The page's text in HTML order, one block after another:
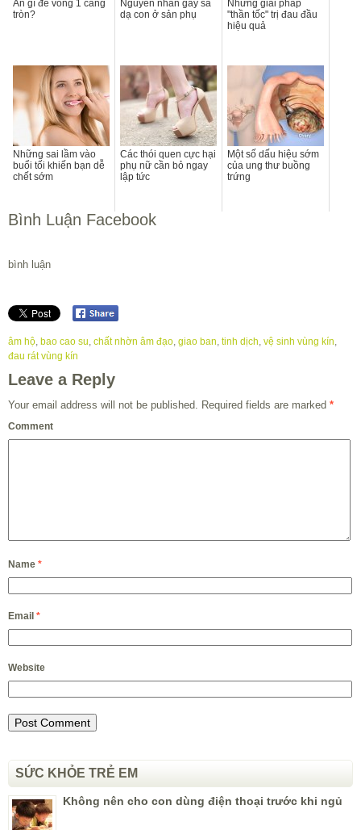
Ăn gì để vòng 1 căng
tròn?
Nguyên nhân gây sa
dạ con ở sản phụ
Những giải pháp
"thần tốc" trị đau đầu
hiệu quả
Những sai lầm vào
buổi tối khiến bạn dễ
chết sớm
Các thói quen cực hại
phụ nữ cần bỏ ngay
lập tức
Một số dấu hiệu sớm
của ung thư buồng
trứng
Bình Luận Facebook
bình luận
âm hộ bao cao su chất nhờn âm đạo giao ban tinh dịch vệ sinh vùng kín
đau rát vùng kín
Leave a Reply
Your email address will not be published. Required fields are marked *
Comment
Name *
Email *
Website
SỨC KHỎE TRẺ EM
Không nên cho con dùng điện thoại trước khi ngủ